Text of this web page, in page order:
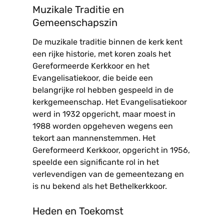
Muzikale Traditie en
Gemeenschapszin
De muzikale traditie binnen de kerk kent
een rijke historie, met koren zoals het
Gereformeerde Kerkkoor en het
Evangelisatiekoor, die beide een
belangrijke rol hebben gespeeld in de
kerkgemeenschap. Het Evangelisatiekoor
werd in 1932 opgericht, maar moest in
1988 worden opgeheven wegens een
tekort aan mannenstemmen. Het
Gereformeerd Kerkkoor, opgericht in 1956,
speelde een significante rol in het
verlevendigen van de gemeentezang en
is nu bekend als het Bethelkerkkoor.
Heden en Toekomst